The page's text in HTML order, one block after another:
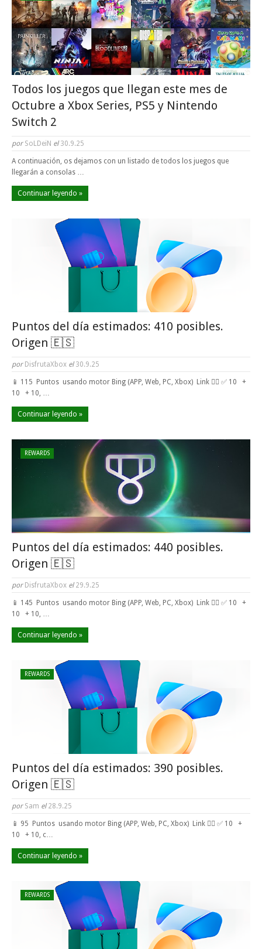
Todos los juegos que llegan este mes de
Octubre a Xbox Series, PS5 y Nintendo
Switch 2
por SoLDeiN el30.9.25
A continuación, os dejamos con un listado de todos los juegos que
llegarán a consolas …
Continuar leyendo »
Puntos del día estimados: 410 posibles.
Origen 🇪🇸
por DisfrutaXbox el30.9.25
📱 115 Puntos usando motor Bing (APP, Web, PC, Xbox) Link 👈🏼 ✅ 10 +
10 + 10, …
Continuar leyendo »
REWARDS
Puntos del día estimados: 440 posibles.
Origen 🇪🇸
por DisfrutaXbox el29.9.25
📱 145 Puntos usando motor Bing (APP, Web, PC, Xbox) Link 👈🏼 ✅ 10 +
10 + 10, …
Continuar leyendo »
REWARDS
Puntos del día estimados: 390 posibles.
Origen 🇪🇸
por Sam el28.9.25
📱 95 Puntos usando motor Bing (APP, Web, PC, Xbox) Link 👈🏼 ✅ 10 +
10 + 10, c…
Continuar leyendo »
REWARDS